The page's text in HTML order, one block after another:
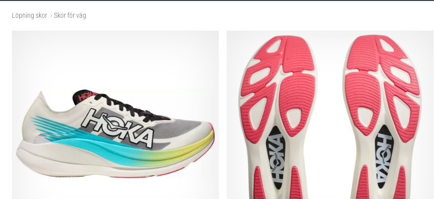
Löpning skor Skor för väg